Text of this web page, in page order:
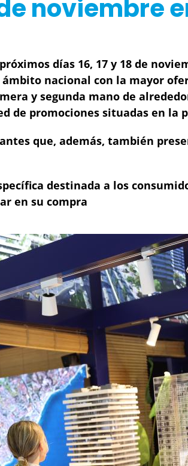
noviembre
días 16, 17 y 18 de
nacional con la mayor
y segunda mano de
de promociones situadas en la
que, además, también
destinada a los
en su compra